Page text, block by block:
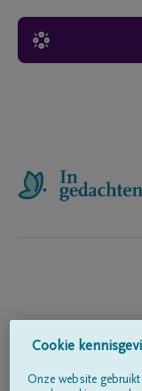
Cookie
Onze website